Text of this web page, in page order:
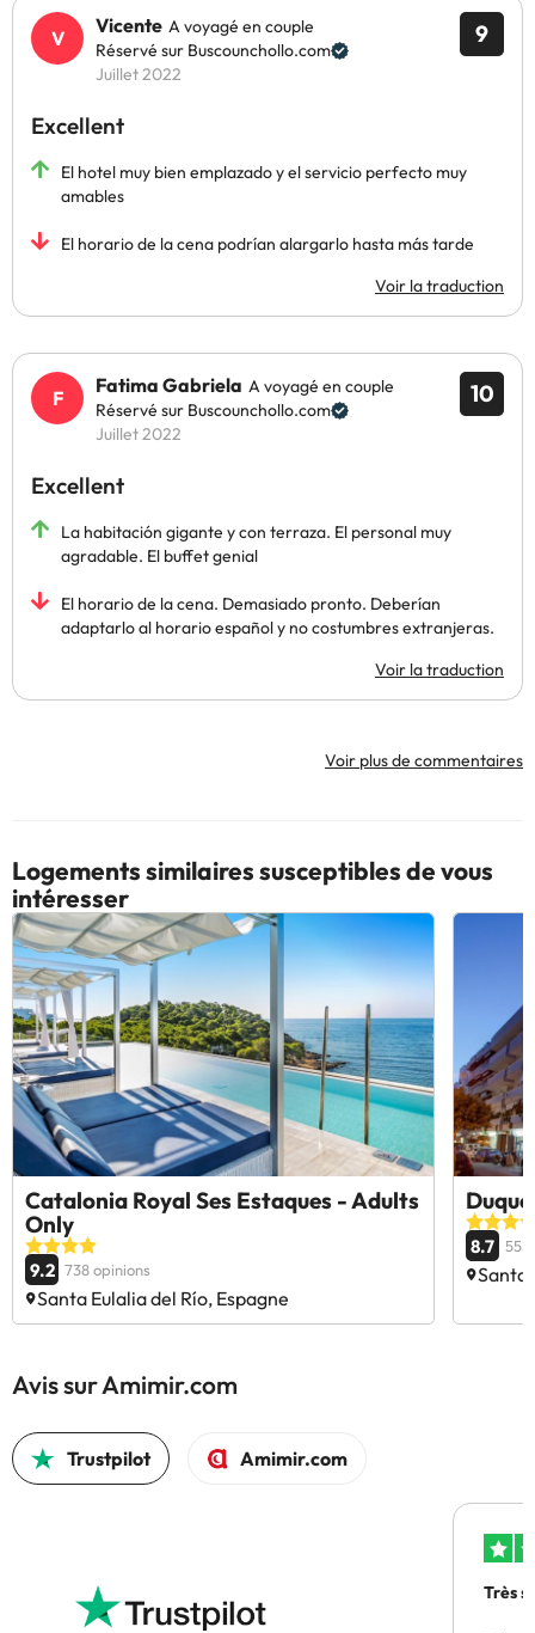
9
Vicente A voyagé en couple
Réservé sur Buscounchollo.com
Juillet 2022
Excellent
El hotel muy bien emplazado y el servicio perfecto muy
amables
El horario de la cena podrían alargarlo hasta más tarde
Voir la traduction
10
Fatima Gabriela A voyagé en couple
Réservé sur Buscounchollo.com
Juillet 2022
Excellent
La habitación gigante y con terraza. El personal muy
agradable. El buffet genial
El horario de la cena. Demasiado pronto. Deberían
adaptarlo al horario español y no costumbres extranjeras.
Voir la traduction
Voir plus de commentaires
Logements similaires susceptibles de vous
intéresser
Catalonia Royal Ses Estaques - Adults
Only
9.2 738 opinions
Santa Eulalia del Río, Espagne
8.7 553
Santa
Avis sur Amimir.com
Trustpilot Amimir.com
Très